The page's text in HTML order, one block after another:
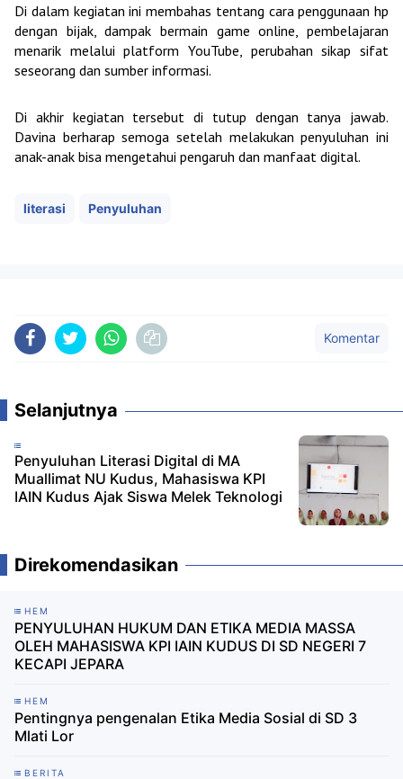
Di dalam kegiatan ini membahas tentang cara penggunaan hp
dengan bijak, dampak bermain game online, pembelajaran
menarik melalui platform YouTube, perubahan sikap sifat
seseorang dan sumber informasi.
Di akhir kegiatan tersebut di tutup dengan tanya jawab.
Davina berharap semoga setelah melakukan penyuluhan ini
anak-anak bisa mengetahui pengaruh dan manfaat digital.
literasi Penyuluhan
Komentar
Selanjutnya
Penyuluhan Literasi Digital di MA
Muallimat NU Kudus, Mahasiswa KPI
IAIN Kudus Ajak Siswa Melek Teknologi
Direkomendasikan
HEM
PENYULUHAN HUKUM DAN ETIKA MEDIA MASSA
OLEH MAHASISWA KPI IAIN KUDUS DI SD NEGERI 7
KECAPI JEPARA
HEM
Pentingnya pengenalan Etika Media Sosial di SD 3
Mlati Lor
BERITA